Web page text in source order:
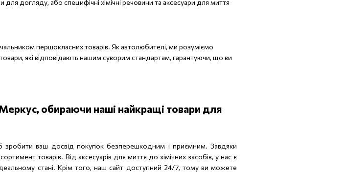
догляду, або специфічні хімічні речовини та аксесуари для миття
першокласних товарів. Як автолюбителі, ми розуміємо
які відповідають нашим суворим стандартам, гарантуючи, що ви
обираючи наші найкращі товари для
зробити ваш досвід покупок безперешкодним і приємним. Завдяки
товарів. Від аксесуарів для миття до хімічних засобів, у нас є
стані. Крім того, наш сайт доступний 24/7, тому ви можете